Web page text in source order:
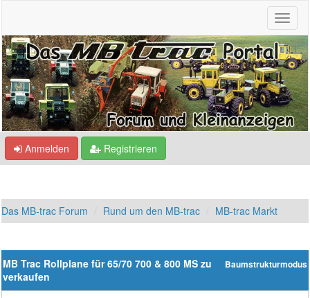
Anmelden Registrieren
Das MB-trac Forum Rund um den MB-trac MB-trac Markt
Baumstrukturmodus
MB Trac Rollplane für 65/70 700 & 800 MS zu
verkaufen